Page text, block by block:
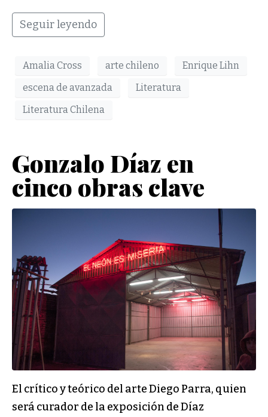
Seguir leyendo
Amalia Cross arte chileno
Enrique Lihn
escena de avanzada
Literatura
Literatura Chilena
Gonzalo Díaz en
cinco obras clave
El crítico y teórico del arte Diego Parra, quien
será curador de la exposición de Díaz